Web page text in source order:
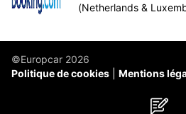
(Netherlands &
©Europcar 2026
Politique de cookies
Mentions